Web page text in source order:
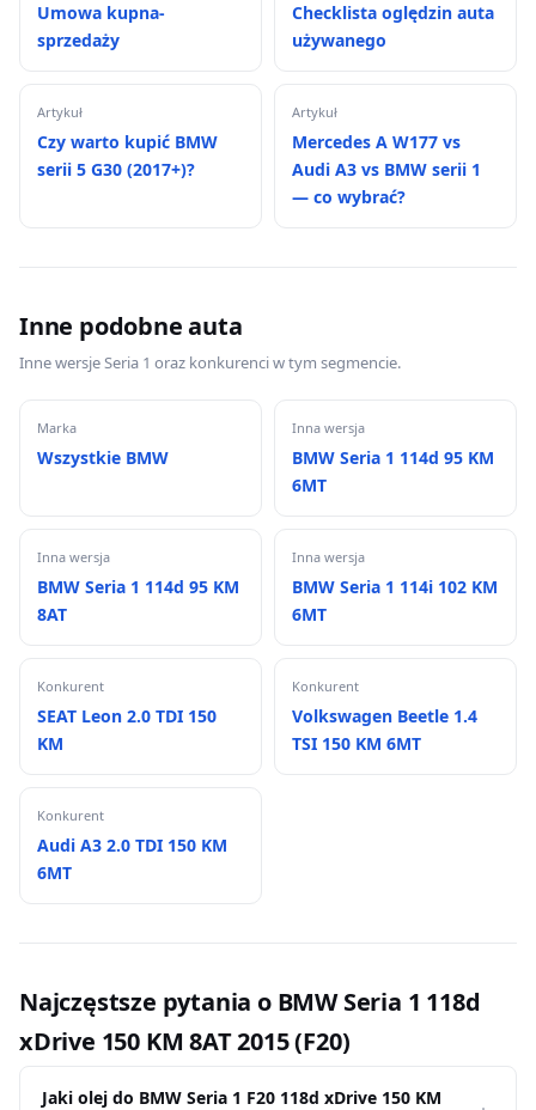
Umowa kupna-
sprzedaży
Checklista oględzin auta
używanego
Artykuł
Czy warto kupić BMW
serii 5 G30 (2017+)?
Artykuł
Mercedes A W177 vs
Audi A3 vs BMW serii 1
— co wybrać?
Inne podobne auta
Inne wersje Seria 1 oraz konkurenci w tym segmencie.
Marka
Wszystkie BMW
Inna wersja
BMW Seria 1 114d 95 KM
6MT
Inna wersja
BMW Seria 1 114d 95 KM
8AT
Inna wersja
BMW Seria 1 114i 102 KM
6MT
Konkurent
SEAT Leon 2.0 TDI 150
KM
Konkurent
Volkswagen Beetle 1.4
TSI 150 KM 6MT
Konkurent
Audi A3 2.0 TDI 150 KM
6MT
Najczęstsze pytania o BMW Seria 1 118d
xDrive 150 KM 8AT 2015 (F20)
Jaki olej do BMW Seria 1 F20 118d xDrive 150 KM